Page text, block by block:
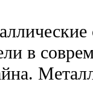
в